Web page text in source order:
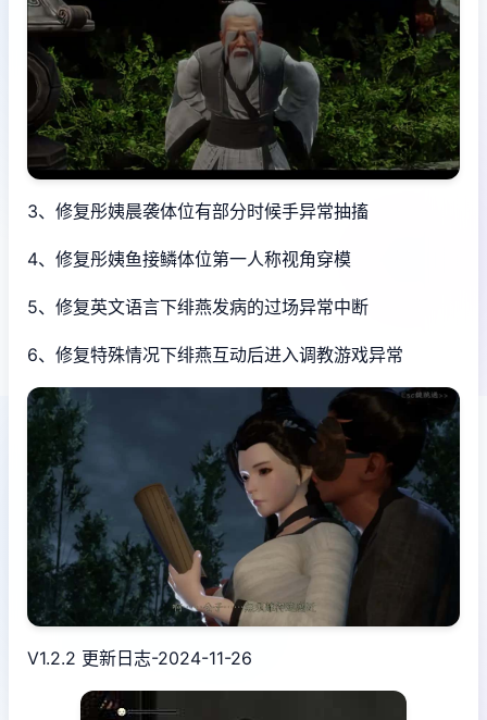
3、修复彤姨晨袭体位有部分时候手异常抽搐
4、修复彤姨鱼接鳞体位第一人称视角穿模
5、修复英文语言下绯燕发病的过场异常中断
6、修复特殊情况下绯燕互动后进入调教游戏异常
V1.2.2 更新日志-2024-11-26